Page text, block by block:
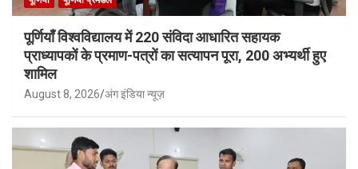
पूर्णियाँ विश्वविद्यालय में 220 संविदा आधारित सहायक
प्राध्यापकों के प्रमाण-पत्रों का सत्यापन पूरा, 200 अभ्यर्थी हुए
शामिल
August 8, 2026 अंग इंडिया न्यूज़